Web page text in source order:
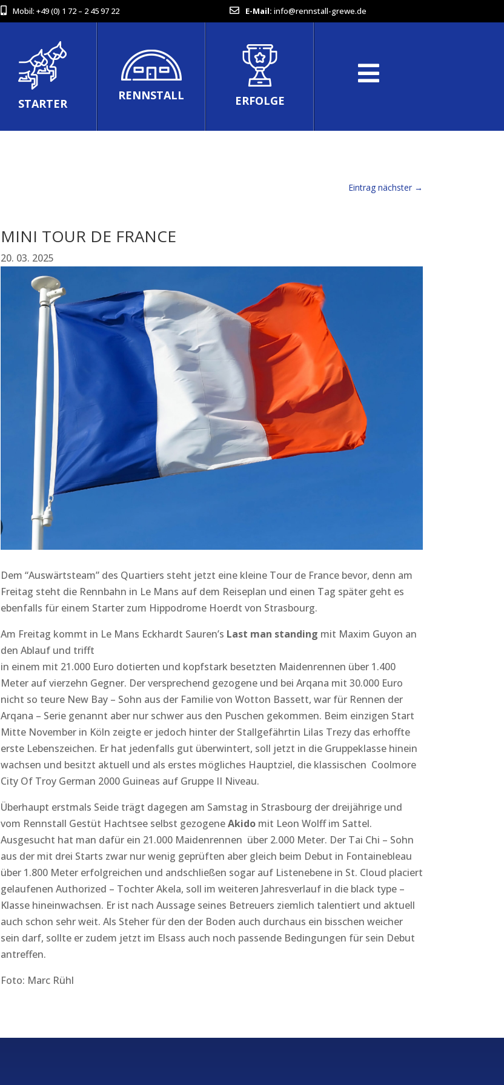
Mobil: +49 (0) 1 72 – 2 45 97 22 E-Mail: info@rennstall-grewe.de
STARTER
RENNSTALL ERFOLGE
Eintrag nächster→
MINI TOUR DE FRANCE
20. 03. 2025
Dem “Auswärtsteam” des Quartiers steht jetzt eine kleine Tour de France bevor, denn am
Freitag steht die Rennbahn in Le Mans auf dem Reiseplan und einen Tag später geht es
ebenfalls für einem Starter zum Hippodrome Hoerdt von Strasbourg.
Am Freitag kommt in Le Mans Eckhardt Sauren’s Last man standing mit Maxim Guyon an
den Ablauf und trifft
in einem mit 21.000 Euro dotierten und kopfstark besetzten Maidenrennen über 1.400
Meter auf vierzehn Gegner. Der versprechend gezogene und bei Arqana mit 30.000 Euro
nicht so teure New Bay – Sohn aus der Familie von Wotton Bassett, war für Rennen der
Arqana – Serie genannt aber nur schwer aus den Puschen gekommen. Beim einzigen Start
Mitte November in Köln zeigte er jedoch hinter der Stallgefährtin Lilas Trezy das erhoffte
erste Lebenszeichen. Er hat jedenfalls gut überwintert, soll jetzt in die Gruppeklasse hinein
wachsen und besitzt aktuell und als erstes mögliches Hauptziel, die klassischen Coolmore
City Of Troy German 2000 Guineas auf Gruppe II Niveau.
Überhaupt erstmals Seide trägt dagegen am Samstag in Strasbourg der dreijährige und
vom Rennstall Gestüt Hachtsee selbst gezogeneAkidomit Leon Wolff im Sattel.
Ausgesucht hat man dafür ein 21.000 Maidenrennen über 2.000 Meter. Der Tai Chi – Sohn
aus der mit drei Starts zwar nur wenig geprüften aber gleich beim Debut in Fontainebleau
über 1.800 Meter erfolgreichen und andschließen sogar auf Listenebene in St. Cloud placiert
gelaufenen Authorized – Tochter Akela, soll im weiteren Jahresverlauf in die black type –
Klasse hineinwachsen. Er ist nach Aussage seines Betreuers ziemlich talentiert und aktuell
auch schon sehr weit. Als Steher für den der Boden auch durchaus ein bisschen weicher
sein darf, sollte er zudem jetzt im Elsass auch noch passende Bedingungen für sein Debut
antreffen.
Foto: Marc Rühl